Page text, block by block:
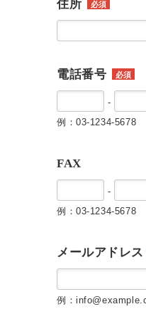
住所 必須
電話番号 必須
-
例：03-1234-5678
FAX
-
例：03-1234-5678
メールアドレス
例：